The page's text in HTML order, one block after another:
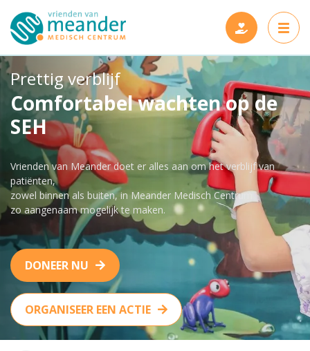
Projecten
Nieuwe projecten
Gerealiseerde projecten
Steun ons
Wie zijn wij
Nieuws en verhalen
Onze vrienden
Contact
vrienden@meandermc.nl
Prettig verblijf
Comfortabel wachten op de
SEH
Vrienden van Meander doet er alles aan om het verblijf van
patiënten,
zowel binnen als buiten, in Meander Medisch Centrum
zo aangenaam mogelijk te maken.
DONEER NU
ORGANISEER EEN ACTIE